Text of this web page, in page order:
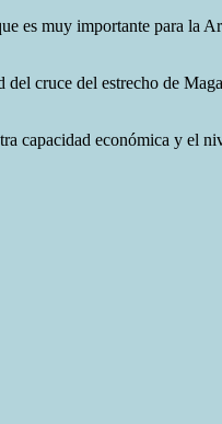
es muy importante para la
cruce del estrecho de
capacidad económica y el